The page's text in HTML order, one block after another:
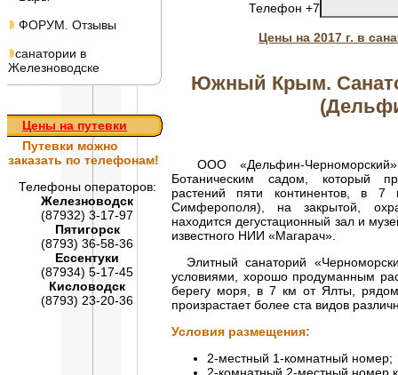
ФОРУМ. Отзывы
санатории в
Железноводске
Цены на путевки
Путевки можно
заказать по телефонам!
Телефоны операторов:
Железноводск
(87932) 3-17-97
Пятигорск
(8793) 36-58-36
Ессентуки
(87934) 5-17-45
Кисловодск
(8793) 23-20-36
Телефон +7
Цены на 2017 г. в
Южный Крым.
ООО «Дельфин-
Ботаническим садом, который
растений пяти континентов, в
Симферополя), на закрытой,
находится дегустационный зал и
известного НИИ «Магарач».
Элитный санаторий
условиями, хорошо продуманным
берегу моря, в 7 км от Ялты,
произрастает более ста видов
Условия размещения:
2-местный 1-комнатный номер;